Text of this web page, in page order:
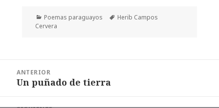
Categorías
Poemas paraguayos Etiquetas
Herib Campos
Cervera
entradas
ANTERIOR
Entrada
Un puñado de tierra